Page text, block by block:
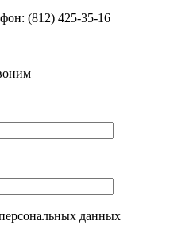
(812) 425-35-16
данных